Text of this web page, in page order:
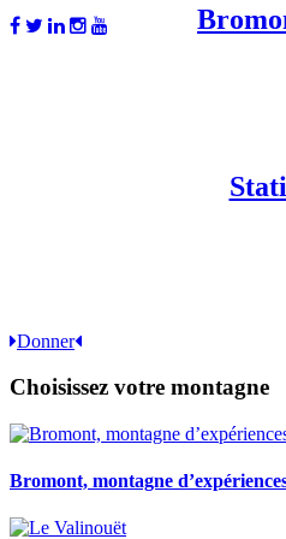
Donner
Choisissez votre montagne
Bromont, montagne